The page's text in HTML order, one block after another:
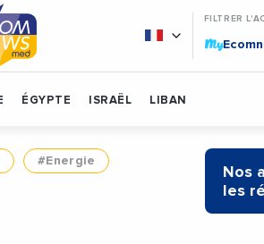
FILTRER
My
ÉGYPTE ISRAËL LIBAN
#Energie
Nos
les